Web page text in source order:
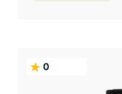
0